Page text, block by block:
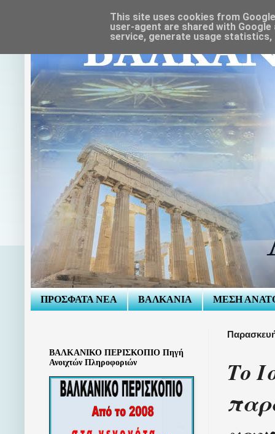
ΠΡΟΣΦΑΤΑ ΝΕΑ ΒΑΛΚΑΝΙΑ ΜΕΣΗ
Το
ΒΑΛΚΑΝΙΚΟ ΠΕΡΙΣΚΟΠΙΟ Πηγή
Ανοιχτών Πληροφοριών
This site uses cookies from
user-agent are shared with
service, generate usage statistics,